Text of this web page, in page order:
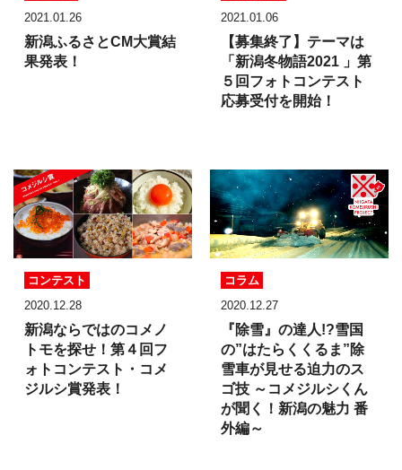
2021.01.26
新潟ふるさとCM大賞結
果発表！
2021.01.06
【募集終了】 テーマは
「新潟冬物語2021 」 第
５回フォトコンテスト
応募受付を開始！
コンテスト
2020.12.28
新潟ならではのコメノ
トモを探せ！ 第４回フ
ォトコンテスト・ コメ
ジルシ賞発表！
コラム
2020.12.27
『除雪』の達人!?雪国
の”はたらくくるま”除
雪車が見せる迫力のス
ゴ技 ～コメジルシくん
が聞く！新潟の魅力 番
外編～